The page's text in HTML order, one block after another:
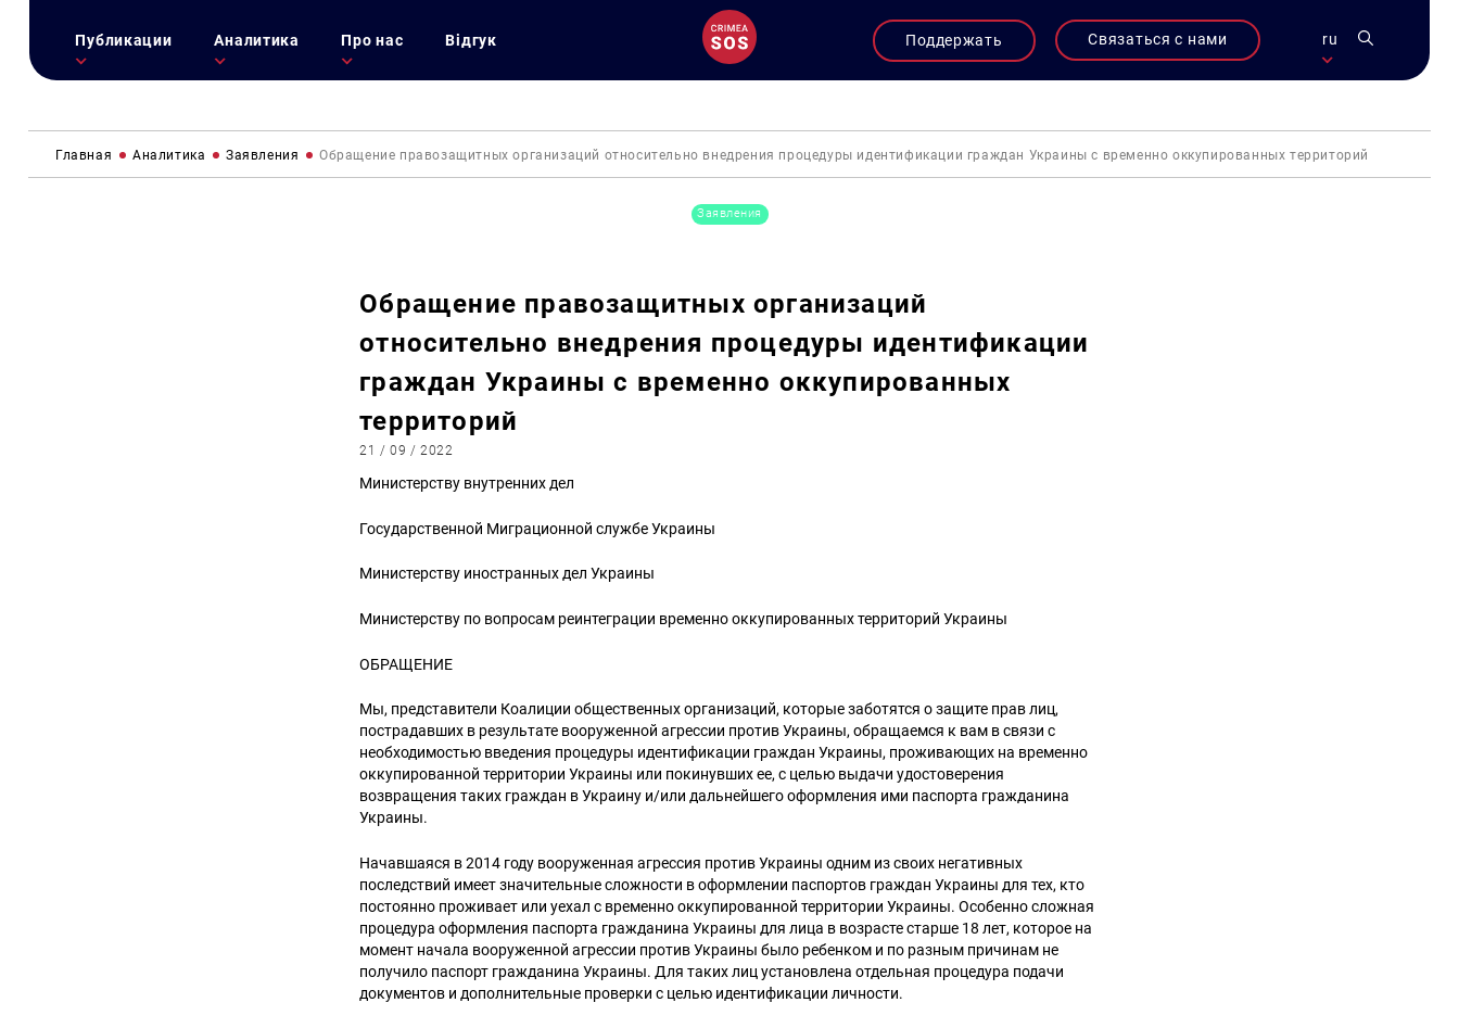
Публикации Аналитика Про нас Відгук Поддержать Связаться с нами ru
Главная Аналитика Заявления Обращение правозащитных организаций относительно внедрения процедуры идентификации граждан Украины с временно оккупированных территорий
Заявления
Обращение правозащитных организаций
относительно внедрения процедуры идентификации
граждан Украины с временно оккупированных
территорий
21 / 09 / 2022
Министерству внутренних дел
Государственной Миграционной службе Украины
Министерству иностранных дел Украины
Министерству по вопросам реинтеграции временно оккупированных территорий Украины
ОБРАЩЕНИЕ
Мы, представители Коалиции общественных организаций, которые заботятся о защите прав лиц,
пострадавших в результате вооруженной агрессии против Украины, обращаемся к вам в связи с
необходимостью введения процедуры идентификации граждан Украины, проживающих на временно
оккупированной территории Украины или покинувших ее, с целью выдачи удостоверения
возвращения таких граждан в Украину и/или дальнейшего оформления ими паспорта гражданина
Украины.
Начавшаяся в 2014 году вооруженная агрессия против Украины одним из своих негативных
последствий имеет значительные сложности в оформлении паспортов граждан Украины для тех, кто
постоянно проживает или уехал с временно оккупированной территории Украины. Особенно сложная
процедура оформления паспорта гражданина Украины для лица в возрасте старше 18 лет, которое на
момент начала вооруженной агрессии против Украины было ребенком и по разным причинам не
получило паспорт гражданина Украины. Для таких лиц установлена ​​отдельная процедура подачи
документов и дополнительные проверки с целью идентификации личности.